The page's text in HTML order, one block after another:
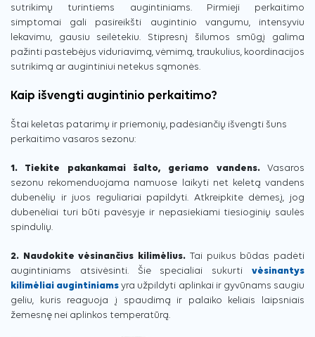
sutrikimų turintiems augintiniams. Pirmieji perkaitimo
simptomai gali pasireikšti augintinio vangumu, intensyviu
lekavimu, gausiu seilėtekiu. Stipresnį šilumos smūgį galima
pažinti pastebėjus viduriavimą, vėmimą, traukulius, koordinacijos
sutrikimą ar augintiniui netekus sąmonės.
Kaip išvengti augintinio perkaitimo?
Štai keletas patarimų ir priemonių, padėsiančių išvengti šuns
perkaitimo vasaros sezonu:
1. Tiekite pakankamai šalto, geriamo vandens. Vasaros
sezonu rekomenduojama namuose laikyti net keletą vandens
dubenėlių ir juos reguliariai papildyti. Atkreipkite dėmesį, jog
dubenėliai turi būti pavėsyje ir nepasiekiami tiesioginių saulės
spindulių.
2. Naudokite vėsinančius kilimėlius. Tai puikus būdas padėti
augintiniams atsivėsinti. Šie specialiai sukurti vėsinantys
kilimėliai augintiniams yra užpildyti aplinkai ir gyvūnams saugiu
geliu, kuris reaguoja į spaudimą ir palaiko keliais laipsniais
žemesnę nei aplinkos temperatūrą.